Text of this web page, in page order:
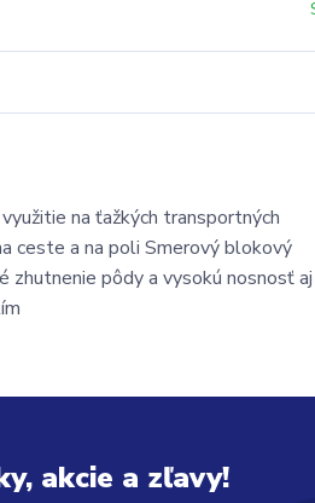
na ťažkých transportných
ceste a na poli Smerový blokový
zhutnenie pôdy a vysokú nosnosť aj
akcie a zľavy!